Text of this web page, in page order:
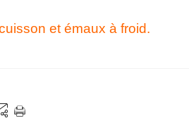
et émaux à froid.